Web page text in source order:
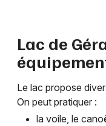
Lac de
Le lac propose
On peut pratiquer :
la voile, le